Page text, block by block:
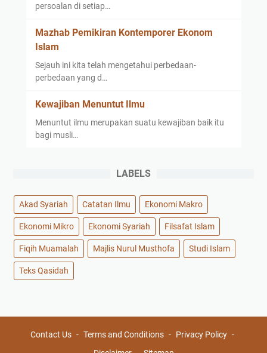
persoalan di setiap…
Mazhab Pemikiran Kontemporer Ekonom
Islam
Sejauh ini kita telah mengetahui perbedaan-
perbedaan yang d…
Kewajiban Menuntut Ilmu
Menuntut ilmu merupakan suatu kewajiban baik itu
bagi musli…
LABELS
Akad Syariah Catatan Ilmu Ekonomi Makro
Ekonomi Mikro Ekonomi Syariah Filsafat Islam
Fiqih Muamalah Majlis Nurul Musthofa Studi Islam
Teks Qasidah
Contact Us Terms and Conditions
Privacy Policy